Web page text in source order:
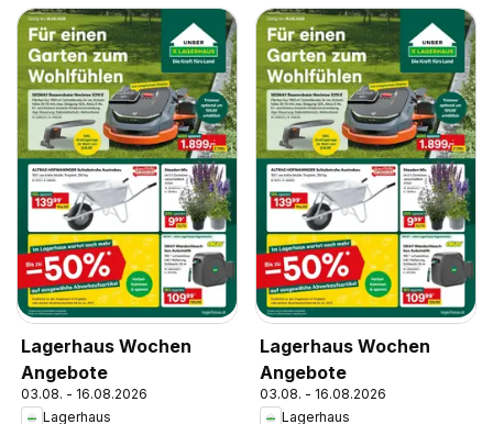
Lagerhaus Wochen
Angebote
03.08. - 16.08.2026
Lagerhaus
Lagerhaus Wochen
Angebote
03.08. - 16.08.2026
Lagerhaus